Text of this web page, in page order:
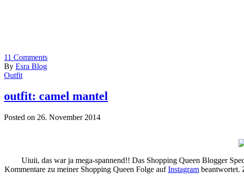
11 Comments
By Esra Blog
Outfit
outfit: camel mantel
Posted on 26. November 2014
Uiuii, das war ja mega-spannend!! Das Shopping Queen Blogger
Kommentare zu meiner Shopping Queen Folge aufInstagram beantwortet.